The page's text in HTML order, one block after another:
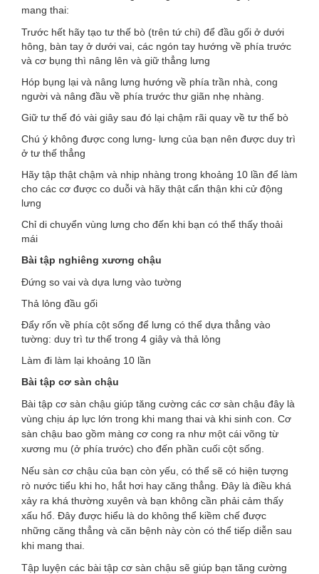
mang thai:
Trước hết hãy tạo tư thế bò (trên tứ chi) để đầu gối ở dưới
hông, bàn tay ở dưới vai, các ngón tay hướng về phía trước
và cơ bụng thì nâng lên và giữ thẳng lưng
Hóp bụng lại và nâng lưng hướng về phía trần nhà, cong
người và nâng đầu về phía trước thư giãn nhẹ nhàng.
Giữ tư thế đó vài giây sau đó lại chậm rãi quay về tư thế bò
Chú ý không được cong lưng- lưng của bạn nên được duy trì
ở tư thế thẳng
Hãy tập thật chậm và nhịp nhàng trong khoảng 10 lần để làm
cho các cơ được co duỗi và hãy thật cẩn thận khi cử động
lưng
Chỉ di chuyển vùng lưng cho đến khi bạn có thể thấy thoải
mái
Bài tập nghiêng xương chậu
Đứng so vai và dựa lưng vào tường
Thả lỏng đầu gối
Đẩy rốn về phía cột sống để lưng có thể dựa thẳng vào
tường: duy trì tư thế trong 4 giây và thả lỏng
Làm đi làm lại khoảng 10 lần
Bài tập cơ sàn chậu
Bài tập cơ sàn chậu giúp tăng cường các cơ sàn chậu đây là
vùng chịu áp lực lớn trong khi mang thai và khi sinh con. Cơ
sàn chậu bao gồm màng cơ cong ra như một cái võng từ
xương mu (ở phía trước) cho đến phần cuối cột sống.
Nếu sàn cơ chậu của bạn còn yếu, có thể sẽ có hiện tượng
rò nước tiểu khi ho, hắt hơi hay căng thẳng. Đây là điều khá
xảy ra khá thường xuyên và bạn không cần phải cảm thấy
xấu hổ. Đây được hiểu là do không thể kiềm chế được
những căng thẳng và căn bệnh này còn có thể tiếp diễn sau
khi mang thai.
Tập luyện các bài tập cơ sàn chậu sẽ giúp bạn tăng cường